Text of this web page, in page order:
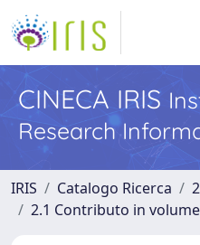
CINECA IRIS
Research
IRIS Catalogo Ricerca
2.1 Contributo in